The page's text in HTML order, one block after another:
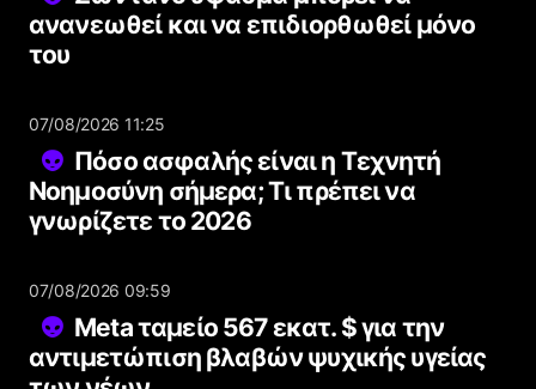
ανανεωθεί και να επιδιορθωθεί μόνο
του
07/08/2026 11:25
Πόσο ασφαλής είναι η Τεχνητή
Νοημοσύνη σήμερα; Τι πρέπει να
γνωρίζετε το 2026
07/08/2026 09:59
Meta ταμείο 567 εκατ. $ για την
αντιμετώπιση βλαβών ψυχικής υγείας